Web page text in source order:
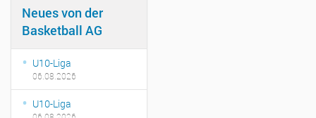
Neues von der
Basketball AG
U10-Liga
06.08.2026
U10-Liga